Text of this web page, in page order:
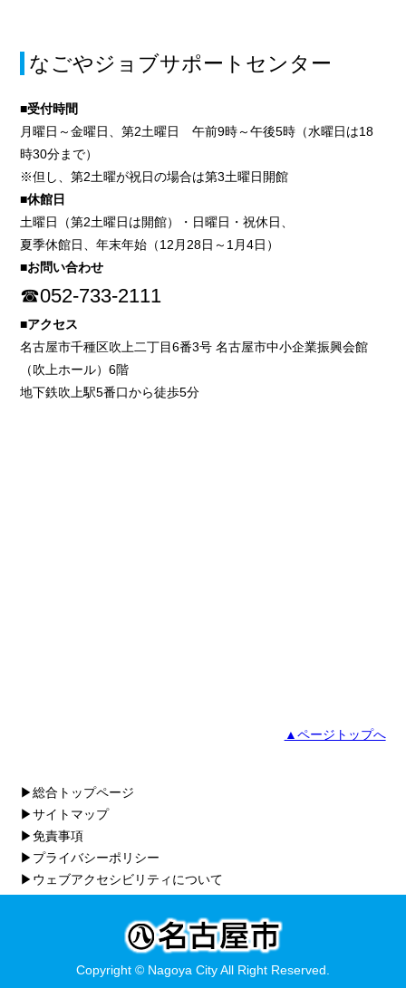
なごやジョブサポートセンター
■受付時間
月曜日～金曜日、第2土曜日 午前9時～午後5時（水曜日は18
時30分まで）
※但し、第2土曜が祝日の場合は第3土曜日開館
■休館日
土曜日（第2土曜日は開館）・日曜日・祝休日、
夏季休館日、年末年始（12月28日～1月4日）
■お問い合わせ
☎052-733-2111
■アクセス
名古屋市千種区吹上二丁目6番3号 名古屋市中小企業振興会館
（吹上ホール）6階
地下鉄吹上駅5番口から徒歩5分
▲ページトップへ
▶総合トップページ
▶サイトマップ
▶免責事項
▶プライバシーポリシー
▶ウェブアクセシビリティについて
Copyright © Nagoya City All Right Reserved.